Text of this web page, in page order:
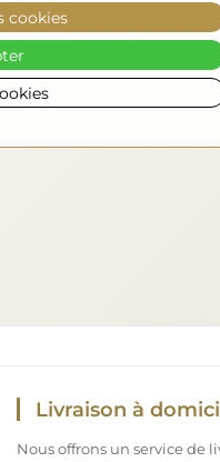
Livraison à
Nous offrons un service de
cookies